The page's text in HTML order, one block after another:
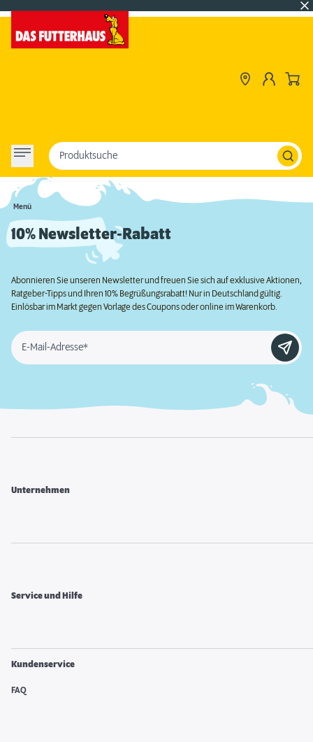
Menü
Produktsuche
10% Newsletter-Rabatt
Abonnieren Sie unseren Newsletter und freuen Sie sich auf exklusive Aktionen,
Ratgeber-Tipps und Ihren 10% Begrüßungsrabatt! Nur in Deutschland gültig.
Einlösbar im Markt gegen Vorlage des Coupons oder online im Warenkorb.
E-Mail-Adresse*
Unternehmen
Service und Hilfe
Kundenservice
FAQ